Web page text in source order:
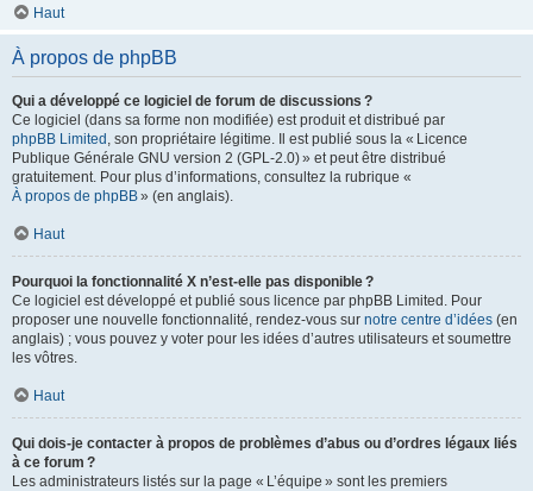
Haut
À propos de phpBB
Qui a développé ce logiciel de forum de discussions ?
Ce logiciel (dans sa forme non modifiée) est produit et distribué par
phpBB Limited , son propriétaire légitime. Il est publié sous la « Licence
Publique Générale GNU version 2 (GPL-2.0) » et peut être distribué
gratuitement. Pour plus d’informations, consultez la rubrique «
À propos de phpBB» (en anglais).
Haut
Pourquoi la fonctionnalité X n’est-elle pas disponible ?
Ce logiciel est développé et publié sous licence par phpBB Limited. Pour
proposer une nouvelle fonctionnalité, rendez-vous sur notre centre d’idées (en
anglais) ; vous pouvez y voter pour les idées d’autres utilisateurs et soumettre
les vôtres.
Haut
Qui dois-je contacter à propos de problèmes d’abus ou d’ordres légaux liés
à ce forum ?
Les administrateurs listés sur la page « L’équipe » sont les premiers